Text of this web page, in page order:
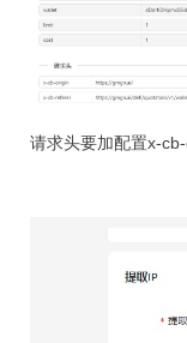
请求头要加配置x-